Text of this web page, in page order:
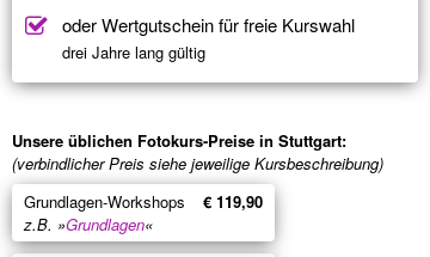
oder Wertgutschein für freie Kurswahl
drei Jahre lang gültig
Unsere üblichen Fotokurs-Preise in Stuttgart:
(verbindlicher Preis siehe jeweilige Kursbeschreibung)
Grundlagen-Workshops
€ 119,90
z.B. »Grundlagen«